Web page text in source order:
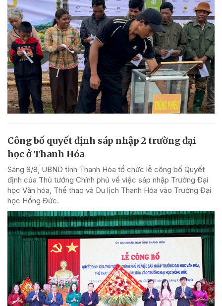
Công bố quyết định sáp nhập 2 trường đại
học ở Thanh Hóa
Sáng 8/8, UBND tỉnh Thanh Hóa tổ chức lễ công bố Quyết
định của Thủ tướng Chính phủ về việc sáp nhập Trường Đại
học Văn hóa, Thể thao và Du lịch Thanh Hóa vào Trường Đại
học Hồng Đức.